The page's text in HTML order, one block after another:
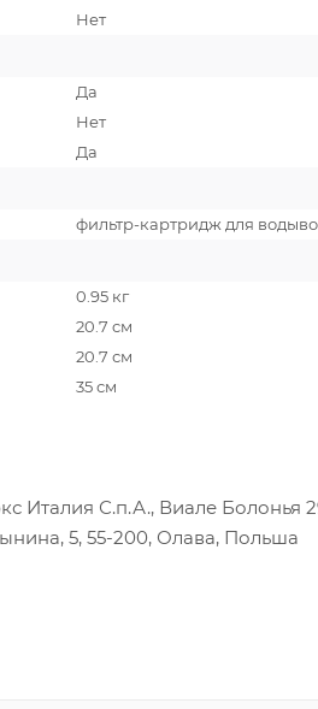
Нет
Да
Нет
Да
фильтр-картридж для
0.95 кг
20.7 cм
20.7 см
35 см
Италия С.п.А., Виале Болонья
5, 55-200, Олава, Польша